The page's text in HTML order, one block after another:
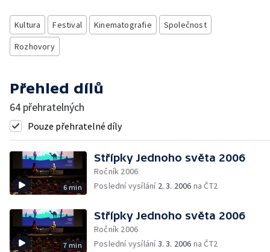
Kultura Festival Kinematografie
Společnost
Rozhovory
Přehled dílů
64 přehratelných
Pouze přehratelné díly
6 min
Střípky Jednoho světa 2006
Ročník 2006
Poslední vysílání 2. 3. 2006 na ČT2
7 min
Střípky Jednoho světa 2006
Ročník 2006
Poslední vysílání3. 3. 2006 na ČT2